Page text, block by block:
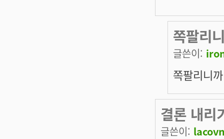
쪽팔리
글쓴이:
쪽팔리니
결론 내리
글쓴이: